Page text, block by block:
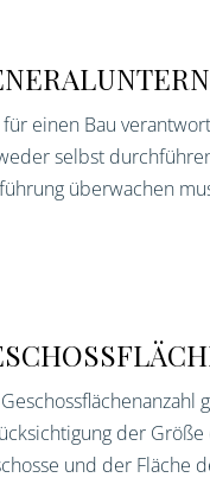
für einen Bau
selbst
überwachen
der
und der Fläche